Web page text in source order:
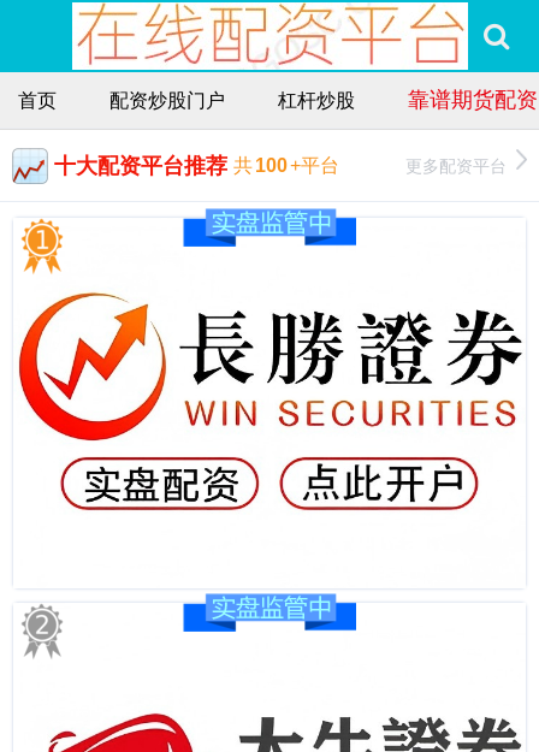
首页 配资炒股门户 杠杆炒股 靠谱期货配资
十大配资平台推荐 共100+平台 更多配资平台